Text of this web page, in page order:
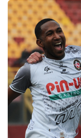
Lo Último
Ciudad
Radio en vivo
Tendencias
Entretención y
Dato en Pauta
Contenido